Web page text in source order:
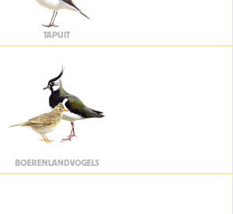
TAPUIT
BOERENLANDVOGELS